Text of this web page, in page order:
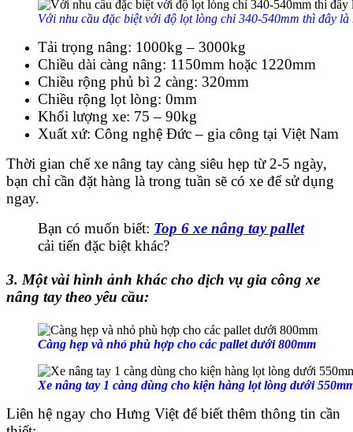
Với nhu cầu đặc biệt với độ lọt lòng chỉ 340-540mm thì đây
Tải trọng nâng: 1000kg – 3000kg
Chiều dài càng nâng: 1150mm hoặc 1220mm
Chiều rộng phủ bì 2 càng: 320mm
Chiều rộng lọt lòng: 0mm
Khối lượng xe: 75 – 90kg
Xuất xứ: Công nghệ Đức – gia công tại Việt Nam
Thời gian chế xe nâng tay càng siêu hẹp từ 2-5 ngày,
bạn chỉ cần đặt hàng là trong tuần sẽ có xe để sử dụng
ngay.
Bạn có muốn biết: Top 6 xe nâng tay pallet
cải tiến đặc biệt khác?
3. Một vài hình ảnh khác cho dịch vụ gia công xe
nâng tay theo yêu cầu:
Càng hẹp và nhỏ phù hợp cho các pallet dưới 800mm
Xe nâng tay 1 càng dùng cho kiện hàng lọt lòng dưới
Liên hệ ngay cho Hưng Việt để biết thêm thông tin cần